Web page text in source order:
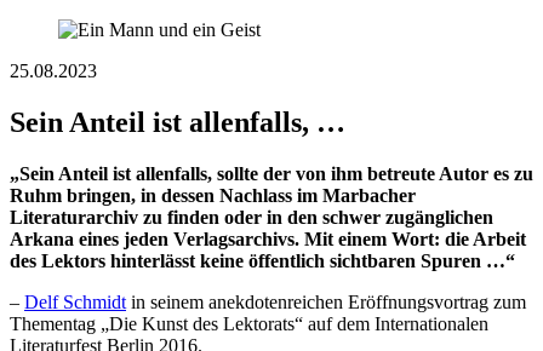
25.08.2023
Sein Anteil ist allenfalls, …
„Sein Anteil ist allenfalls, sollte der von ihm betreute Autor es zu
Ruhm bringen, in dessen Nachlass im Marbacher
Literaturarchiv zu finden oder in den schwer zugänglichen
Arkana eines jeden Verlagsarchivs. Mit einem Wort: die Arbeit
des Lektors hinterlässt keine öffentlich sichtbaren Spuren …“
– ­ Delf Schmidt in seinem anekdotenreichen Eröffnungsvortrag zum
Thementag „Die Kunst des Lektorats“ auf dem Internationalen
Literaturfest Berlin 2016.